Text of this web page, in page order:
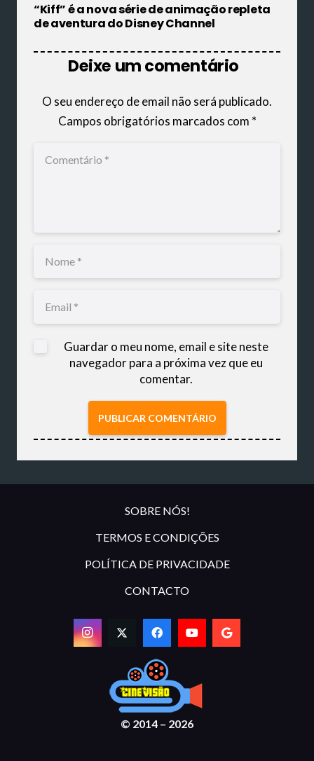
“Kiff” é a nova série de animação repleta
de aventura do Disney Channel
Deixe um comentário
O seu endereço de email não será publicado.
Campos obrigatórios marcados com *
Guardar o meu nome, email e site neste
navegador para a próxima vez que eu
comentar.
PUBLICAR COMENTÁRIO
SOBRE NÓS!
TERMOS E CONDIÇÕES
POLÍTICA DE PRIVACIDADE
CONTACTO
© 2014 – 2026